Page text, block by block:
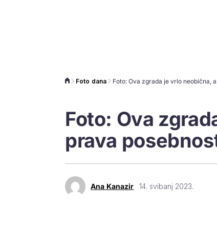
Foto dana
Foto: Ova
prava
Ana Kanazir 14. svibanj 2023.